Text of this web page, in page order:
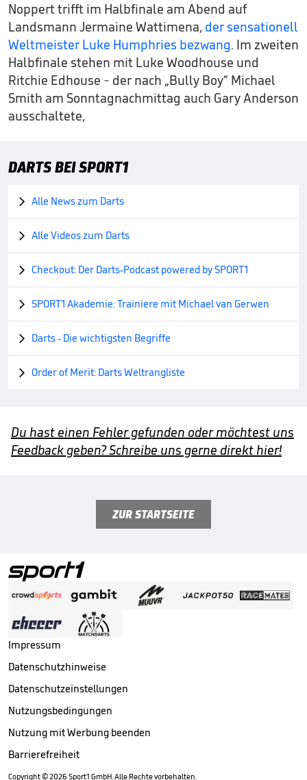
Noppert trifft im Halbfinale am Abend auf
Landsmann Jermaine Wattimena, der sensationell
Weltmeister Luke Humphries bezwang. Im zweiten
Halbfinale stehen mit Luke Woodhouse und
Ritchie Edhouse - der nach „Bully Boy“ Michael
Smith am Sonntagnachmittag auch Gary Anderson
ausschaltete,
DARTS BEI SPORT1
 Alle News zum Darts
 Alle Videos zum Darts
 Checkout: Der Darts-Podcast powered by SPORT1
 SPORT1 Akademie: Trainiere mit Michael van Gerwen
 Darts - Die wichtigsten Begriffe
 Order of Merit: Darts Weltrangliste
Du hast einen Fehler gefunden oder möchtest uns
Feedback geben? Schreibe uns gerne direkt hier!
ZUR STARTSEITE
Impressum
Datenschutzhinweise
Datenschutzeinstellungen
Nutzungsbedingungen
Nutzung mit Werbung beenden
Barrierefreiheit
Copyright ©2026 Sport1 GmbH. Alle Rechte vorbehalten.